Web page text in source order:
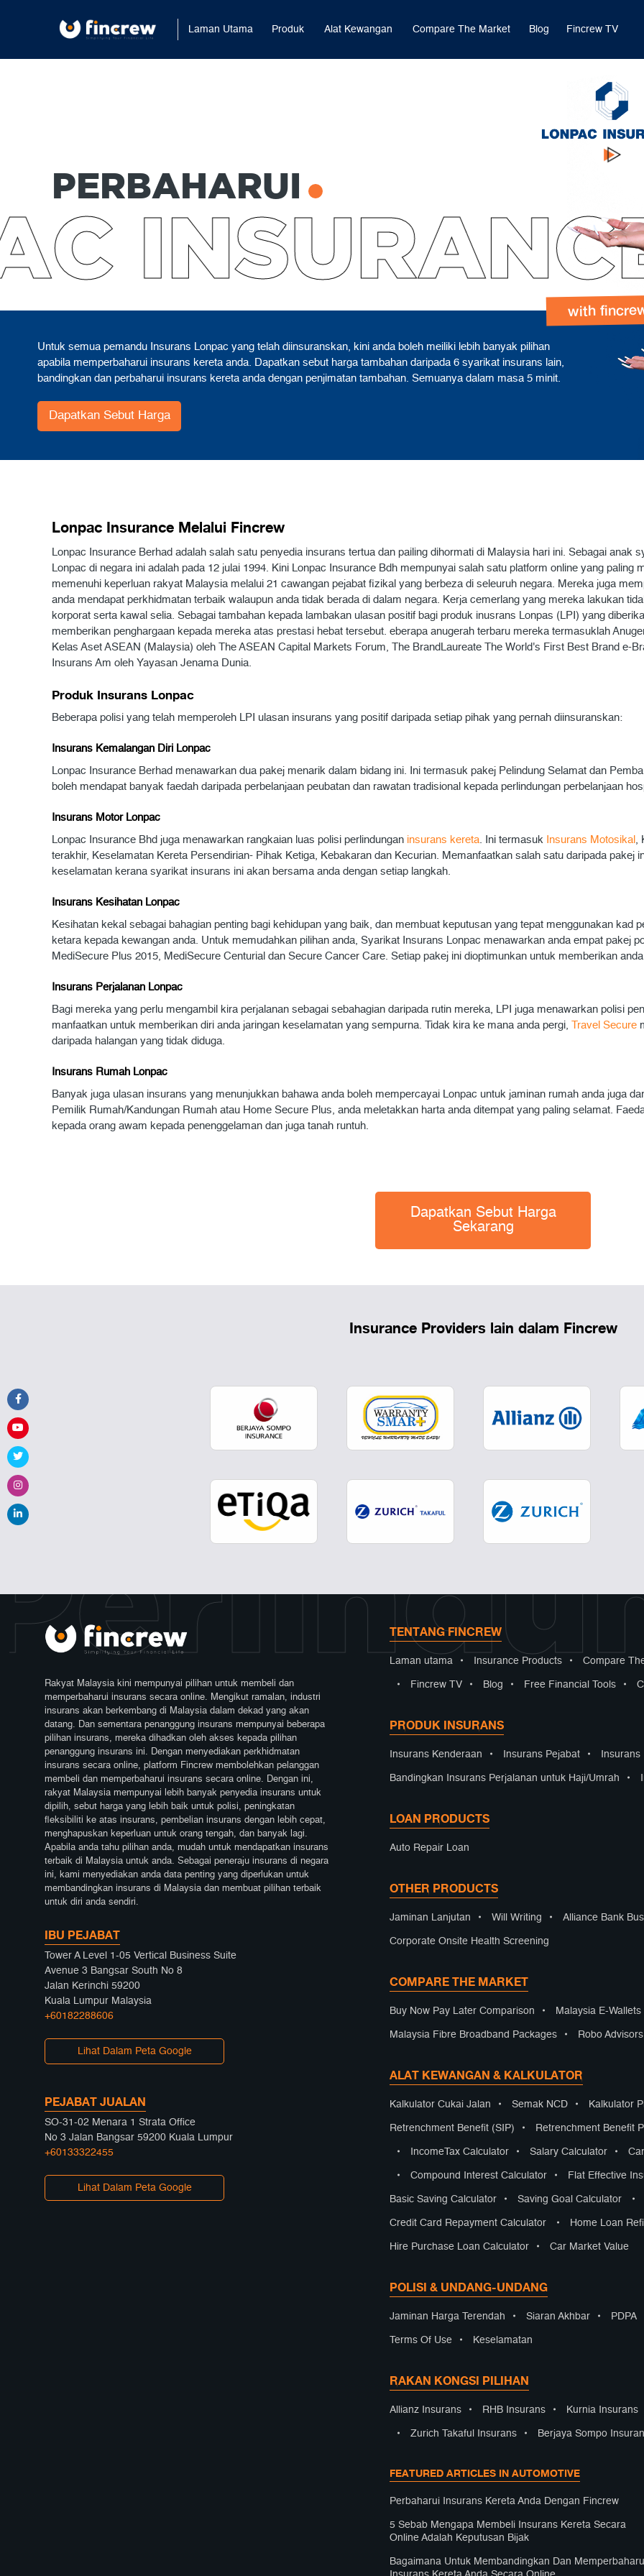
Laman Utama Produk Alat Kewangan Compare The Market Blog Fincrew TV
PERBAHARUI
with
Untuk semua pemandu Insurans Lonpac yang telah diinsuranskan, kini anda boleh meiliki lebih banyak pilihan
apabila memperbaharui insurans kereta anda. Dapatkan sebut harga tambahan daripada 6 syarikat insurans lain,
bandingkan dan perbaharui insurans kereta anda dengan penjimatan tambahan. Semuanya dalam masa 5 minit.
Dapatkan Sebut Harga
Lonpac Insurance Melalui Fincrew
Lonpac Insurance Berhad adalah salah satu penyedia insurans tertua dan pailing dihormati di Malaysia hari ini. Sebagai anak
Lonpac di negara ini adalah pada 12 julai 1994. Kini Lonpac Insurance Bdh mempunyai salah satu platform online yang
memenuhi keperluan rakyat Malaysia melalui 21 cawangan pejabat fizikal yang berbeza di seleuruh negara. Mereka juga
anda mendapat perkhidmatan terbaik walaupun anda tidak berada di dalam negara. Kerja cemerlang yang mereka lakukan
korporat serta kawal selia. Sebagai tambahan kepada lambakan ulasan positif bagi produk inusrans Lonpas (LPI) yang
memberikan penghargaan kepada mereka atas prestasi hebat tersebut. eberapa anugerah terbaru mereka termasuklah
Kelas Aset ASEAN (Malaysia) oleh The ASEAN Capital Markets Forum, The BrandLaureate The World's First Best Brand e-
Insurans Am oleh Yayasan Jenama Dunia.
Produk Insurans Lonpac
Beberapa polisi yang telah memperoleh LPI ulasan insurans yang positif daripada setiap pihak yang pernah diinsuranskan:
Insurans Kemalangan Diri Lonpac
Lonpac Insurance Berhad menawarkan dua pakej menarik dalam bidang ini. Ini termasuk pakej Pelindung Selamat dan
boleh mendapat banyak faedah daripada perbelanjaan peubatan dan rawatan tradisional kepada perlindungan perbelanjaan
Insurans Motor Lonpac
Lonpac Insurance Bhd juga menawarkan rangkaian luas polisi perlindungan insurans kereta. Ini termasuk Insurans Motosikal ,
terakhir, Keselamatan Kereta Persendirian- Pihak Ketiga, Kebakaran dan Kecurian. Memanfaatkan salah satu daripada pakej
keselamatan kerana syarikat insurans ini akan bersama anda dengan setiap langkah.
Insurans Kesihatan Lonpac
Kesihatan kekal sebagai bahagian penting bagi kehidupan yang baik, dan membuat keputusan yang tepat menggunakan kad
ketara kepada kewangan anda. Untuk memudahkan pilihan anda, Syarikat Insurans Lonpac menawarkan anda empat pakej
MediSecure Plus 2015, MediSecure Centurial dan Secure Cancer Care. Setiap pakej ini dioptimunkan untuk memberikan
Insurans Perjalanan Lonpac
Bagi mereka yang perlu mengambil kira perjalanan sebagai sebahagian daripada rutin mereka, LPI juga menawarkan polisi
manfaatkan untuk memberikan diri anda jaringan keselamatan yang sempurna. Tidak kira ke mana anda pergi,
Travel Secure
daripada halangan yang tidak diduga.
Insurans Rumah Lonpac
Banyak juga ulasan insurans yang menunjukkan bahawa anda boleh mempercayai Lonpac untuk jaminan rumah anda juga
Pemilik Rumah/Kandungan Rumah atau Home Secure Plus, anda meletakkan harta anda ditempat yang paling selamat.
kepada orang awam kepada penenggelaman dan juga tanah runtuh.
Dapatkan Sebut Harga
Sekarang
Insurance Providers lain dalam Fincrew
Rakyat Malaysia kini mempunyai pilihan untuk membeli dan
memperbaharui insurans secara online. Mengikut ramalan, industri
insurans akan berkembang di Malaysia dalam dekad yang akan
datang. Dan sementara penanggung insurans mempunyai beberapa
pilihan insurans, mereka dihadkan oleh akses kepada pilihan
penanggung insurans ini. Dengan menyediakan perkhidmatan
insurans secara online, platform Fincrew membolehkan pelanggan
membeli dan memperbaharui insurans secara online. Dengan ini,
rakyat Malaysia mempunyai lebih banyak penyedia insurans untuk
dipilih, sebut harga yang lebih baik untuk polisi, peningkatan
fleksibiliti ke atas insurans, pembelian insurans dengan lebih cepat,
menghapuskan keperluan untuk orang tengah, dan banyak lagi.
Apabila anda tahu pilihan anda, mudah untuk mendapatkan insurans
terbaik di Malaysia untuk anda. Sebagai peneraju insurans di negara
ini, kami menyediakan anda data penting yang diperlukan untuk
membandingkan insurans di Malaysia dan membuat pilihan terbaik
untuk diri anda sendiri.
IBU PEJABAT
Tower A Level 1-05 Vertical Business Suite
Avenue 3 Bangsar South No 8
Jalan Kerinchi 59200
Kuala Lumpur Malaysia
+60182288606
Lihat Dalam Peta Google
PEJABAT JUALAN
SO-31-02 Menara 1 Strata Office
No 3 Jalan Bangsar 59200 Kuala Lumpur
+60133322455
Lihat Dalam Peta Google
TENTANG FINCREW
Laman utama • Insurance Products • Compare
• Fincrew TV • Blog • Free Financial Tools •
PRODUK INSURANS
Insurans Kenderaan • Insurans Pejabat •
Bandingkan Insurans Perjalanan untuk Haji/Umrah •
LOAN PRODUCTS
Auto Repair Loan
OTHER PRODUCTS
Jaminan Lanjutan • Will Writing • Alliance Bank
Corporate Onsite Health Screening
COMPARE THE MARKET
Buy Now Pay Later Comparison • Malaysia E-
Malaysia Fibre Broadband Packages • Robo
ALAT KEWANGAN & KALKULATOR
Kalkulator Cukai Jalan • Semak NCD • Kalkulator
Retrenchment Benefit (SIP) • Retrenchment Benefit
• IncomeTax Calculator • Salary Calculator •
• Compound Interest Calculator • Flat Effective
Basic Saving Calculator • Saving Goal Calculator •
Credit Card Repayment Calculator • Home Loan
Hire Purchase Loan Calculator • Car Market Value
POLISI & UNDANG-UNDANG
Jaminan Harga Terendah • Siaran Akhbar • PDPA
Terms Of Use • Keselamatan
RAKAN KONGSI PILIHAN
Allianz Insurans • RHB Insurans • Kurnia Insurans
• Zurich Takaful Insurans • Berjaya Sompo
FEATURED ARTICLES IN AUTOMOTIVE
Perbaharui Insurans Kereta Anda Dengan Fincrew
5 Sebab Mengapa Membeli Insurans Kereta Secara
Online Adalah Keputusan Bijak
Bagaimana Untuk Membandingkan Dan